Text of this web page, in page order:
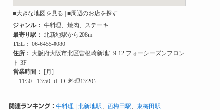
関連ランキング： 牛料理 | 北新地駅 西梅田駅 東梅田駅